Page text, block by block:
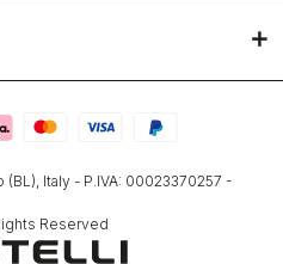
Italy - P.IVA: 00023370257 -
Reserved